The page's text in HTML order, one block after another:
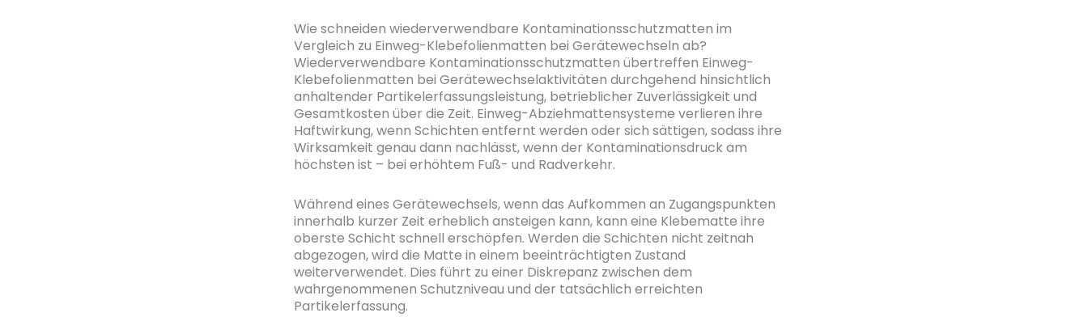
Wie schneiden wiederverwendbare Kontaminationsschutzmatten im
Vergleich zu Einweg-Klebefolienmatten bei Gerätewechseln ab?
Wiederverwendbare Kontaminationsschutzmatten übertreffen Einweg-
Klebefolienmatten bei Gerätewechselaktivitäten durchgehend hinsichtlich
anhaltender Partikelerfassungsleistung, betrieblicher Zuverlässigkeit und
Gesamtkosten über die Zeit. Einweg-Abziehmattensysteme verlieren ihre
Haftwirkung, wenn Schichten entfernt werden oder sich sättigen, sodass ihre
Wirksamkeit genau dann nachlässt, wenn der Kontaminationsdruck am
höchsten ist – bei erhöhtem Fuß- und Radverkehr.
Während eines Gerätewechsels, wenn das Aufkommen an Zugangspunkten
innerhalb kurzer Zeit erheblich ansteigen kann, kann eine Klebematte ihre
oberste Schicht schnell erschöpfen. Werden die Schichten nicht zeitnah
abgezogen, wird die Matte in einem beeinträchtigten Zustand
weiterverwendet. Dies führt zu einer Diskrepanz zwischen dem
wahrgenommenen Schutzniveau und der tatsächlich erreichten
Partikelerfassung.